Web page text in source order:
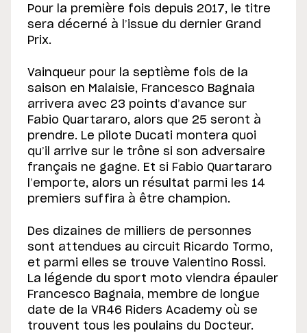
Pour la première fois depuis 2017, le titre
sera décerné à l’issue du dernier Grand
Prix.
Vainqueur pour la septième fois de la
saison en Malaisie, Francesco Bagnaia
arrivera avec 23 points d’avance sur
Fabio Quartararo, alors que 25 seront à
prendre. Le pilote Ducati montera quoi
qu’il arrive sur le trône si son adversaire
français ne gagne. Et si Fabio Quartararo
l’emporte, alors un résultat parmi les 14
premiers suffira à être champion.
Des dizaines de milliers de personnes
sont attendues au circuit Ricardo Tormo,
et parmi elles se trouve Valentino Rossi.
La légende du sport moto viendra épauler
Francesco Bagnaia, membre de longue
date de la VR46 Riders Academy où se
trouvent tous les poulains du Docteur.